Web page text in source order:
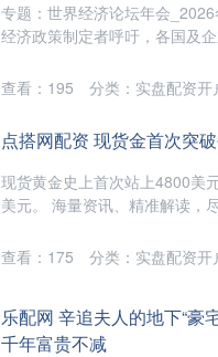
专题：世界经济论坛年会
经济政策制定者呼吁，各国及
查看： 195 分类： 实盘配资开
点搭网配资 现货金首次突
现货黄金史上首次站上4800美
美元。 海量资讯、精准解读，
查看： 175 分类： 实盘配资开
乐配网 辛追夫人的地下“豪
千年富贵不减